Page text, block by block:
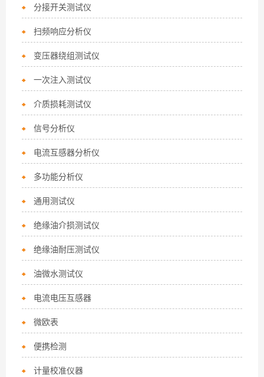
分接开关测试仪
扫频响应分析仪
变压器绕组测试仪
一次注入测试仪
介质损耗测试仪
信号分析仪
电流互感器分析仪
多功能分析仪
通用测试仪
绝缘油介损测试仪
绝缘油耐压测试仪
油微水测试仪
电流电压互感器
微欧表
便携检测
计量校准仪器